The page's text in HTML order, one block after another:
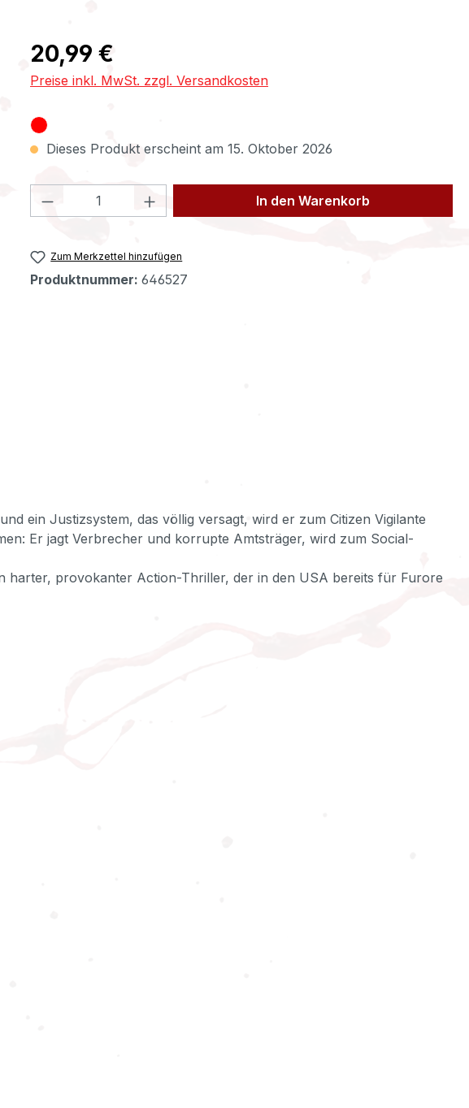
Regulärer Preis:
20,99 €
Preise inkl. MwSt. zzgl. Versandkosten
Dieses Produkt erscheint am 15. Oktober 2026
Produkt Anzahl: Gib den gewünschten Wert
In den Warenkorb
Zum Merkzettel hinzufügen
Produktnummer: 646527
ein Justizsystem, das völlig versagt, wird er zum Citizen Vigilante
Er jagt Verbrecher und korrupte Amtsträger, wird zum Social-
harter, provokanter Action-Thriller, der in den USA bereits für Furore